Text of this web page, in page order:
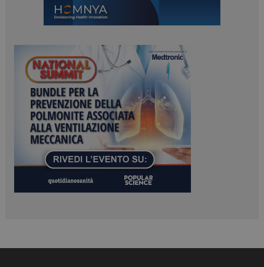
ARRAffinitySameSite
Microsoft Corporation
.www.dailyhealthindustry.it